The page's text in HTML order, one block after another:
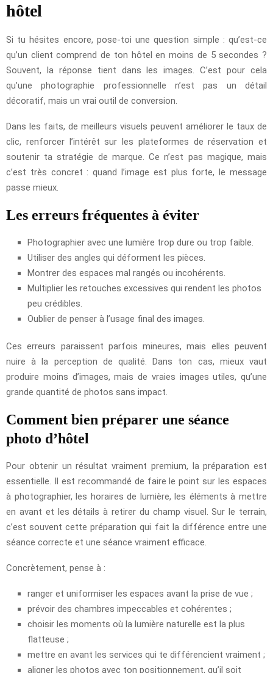
hôtel
Si tu hésites encore, pose-toi une question simple : qu’est-ce
qu’un client comprend de ton hôtel en moins de 5 secondes ?
Souvent, la réponse tient dans les images. C’est pour cela
qu’une photographie professionnelle n’est pas un détail
décoratif, mais un vrai outil de conversion.
Dans les faits, de meilleurs visuels peuvent améliorer le taux de
clic, renforcer l’intérêt sur les plateformes de réservation et
soutenir ta stratégie de marque. Ce n’est pas magique, mais
c’est très concret : quand l’image est plus forte, le message
passe mieux.
Les erreurs fréquentes à éviter
Photographier avec une lumière trop dure ou trop faible.
Utiliser des angles qui déforment les pièces.
Montrer des espaces mal rangés ou incohérents.
Multiplier les retouches excessives qui rendent les photos
peu crédibles.
Oublier de penser à l’usage final des images.
Ces erreurs paraissent parfois mineures, mais elles peuvent
nuire à la perception de qualité. Dans ton cas, mieux vaut
produire moins d’images, mais de vraies images utiles, qu’une
grande quantité de photos sans impact.
Comment bien préparer une séance
photo d’hôtel
Pour obtenir un résultat vraiment premium, la préparation est
essentielle. Il est recommandé de faire le point sur les espaces
à photographier, les horaires de lumière, les éléments à mettre
en avant et les détails à retirer du champ visuel. Sur le terrain,
c’est souvent cette préparation qui fait la différence entre une
séance correcte et une séance vraiment efficace.
Concrètement, pense à :
ranger et uniformiser les espaces avant la prise de vue ;
prévoir des chambres impeccables et cohérentes ;
choisir les moments où la lumière naturelle est la plus
flatteuse ;
mettre en avant les services qui te différencient vraiment ;
aligner les photos avec ton positionnement, qu’il soit